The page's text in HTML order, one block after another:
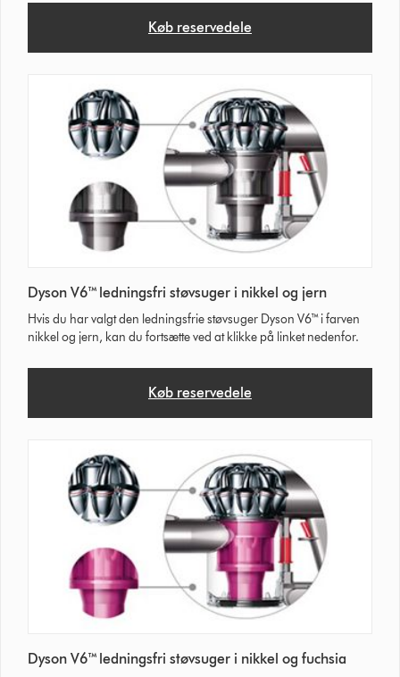
Køb reservedele
Dyson V6™ ledningsfri støvsuger i nikkel og jern
Hvis du har valgt den ledningsfrie støvsuger Dyson V6™ i farven
nikkel og jern, kan du fortsætte ved at klikke på linket nedenfor.
Køb reservedele
Dyson V6™ ledningsfri støvsuger i nikkel og fuchsia